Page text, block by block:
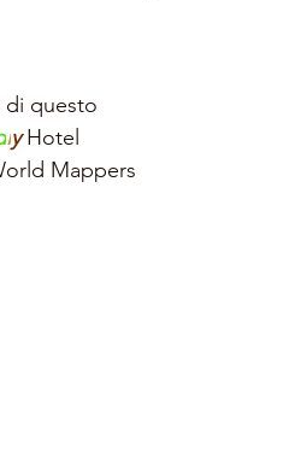
di questo
ly Hotel
Mappers